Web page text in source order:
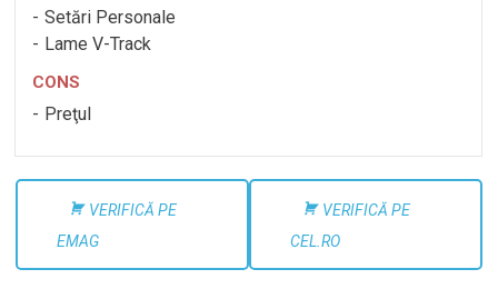
Setări Personale
Lame V-Track
CONS
Preţul
VERIFICĂ PE
EMAG
VERIFICĂ PE
CEL.RO